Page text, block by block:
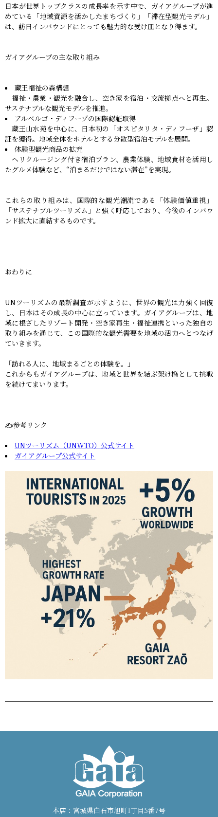
日本が世界トップクラスの成長率を示す中で、ガイアグループが進
めている「地域資源を活かしたまちづくり」「滞在型観光モデル」
は、訪日インバウンドにとっても魅力的な受け皿となり得ます。
ガイアグループの主な取り組み
蔵王福祉の森構想
福祉・農業・観光を融合し、空き家を宿泊・交流拠点へと再生。
サステナブルな観光モデルを推進。
アルベルゴ・ディフーゾの国際認証取得
蔵王山水苑を中心に、日本初の「オスピタリタ・ディフーザ」認
証を獲得。地域全体をホテルとする分散型宿泊モデルを展開。
体験型観光商品の拡充
ヘリクルージング付き宿泊プラン、農業体験、地域食材を活用し
たグルメ体験など、“泊まるだけではない滞在”を実現。
これらの取り組みは、国際的な観光潮流である「体験価値重視」
「サステナブルツーリズム」と強く呼応しており、今後のインバウ
ンド拡大に直結するものです。
おわりに
UNツーリズムの最新調査が示すように、世界の観光は力強く回復
し、日本はその成長の中心に立っています。ガイアグループは、地
域に根ざしたリゾート開発・空き家再生・福祉連携といった独自の
取り組みを通じて、この国際的な観光需要を地域の活力へとつなげ
ていきます。
「訪れる人に、地域まるごとの体験を。」
これからもガイアグループは、地域と世界を結ぶ架け橋として挑戦
を続けてまいります。
✍️参考リンク
UNツーリズム（UNWTO）公式サイト
ガイアグループ公式サイト
本店：宮城県白石市旭町1丁目5番7号